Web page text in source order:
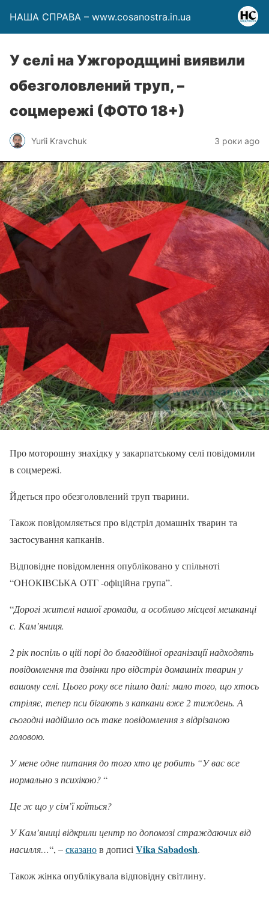
НАША СПРАВА – www.cosanostra.in.ua
У селі на Ужгородщині виявили
обезголовлений труп, –
соцмережі (ФОТО 18+)
Yurii Kravchuk 3 роки ago
Про моторошну знахідку у закарпатському селі повідомили
в соцмережі.
Йдеться про обезголовлений труп тварини.
Також повідомляється про відстріл домашніх тварин та
застосування капканів.
Відповідне повідомлення опубліковано у спільноті
“ОНОКІВСЬКА ОТГ -офіційна група”.
“Дорогі жителі нашої громади, а особливо місцеві мешканці
с. Кам’яниця.
2 рік поспіль о цій порі до благодійної організації надходять
повідомлення та дзвінки про відстріл домашніх тварин у
вашому селі. Цього року все пішло далі: мало того, що хтось
стріляє, тепер пси бігають з капкани вже 2 тиждень. А
сьогодні надійшло ось таке повідомлення з відрізаною
головою.
У мене одне питання до того хто це робить “У вас все
нормально з психікою?“
Це ж що у сім’ї коїться?
У Кам’яниці відкрили центр по допомозі страждаючих від
насилля…“, –сказанов дописі Vika Sabadosh.
Також жінка опублікувала відповідну світлину.